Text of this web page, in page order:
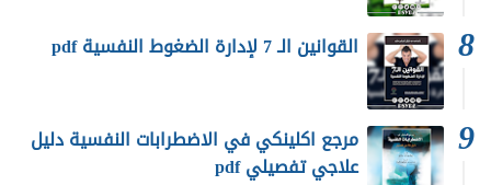
القوانين الـ 7 لإدارة الضغوط النفسية pdf
مرجع اكلينكي في الاضطرابات النفسية دليل
علاجي تفصيلي pdf